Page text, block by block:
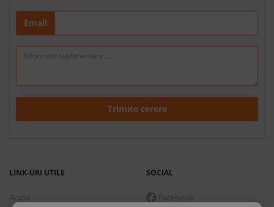
Email
Trimite cerere
LINK-URI UTILE
Acasa
SOCIAL
Facebook